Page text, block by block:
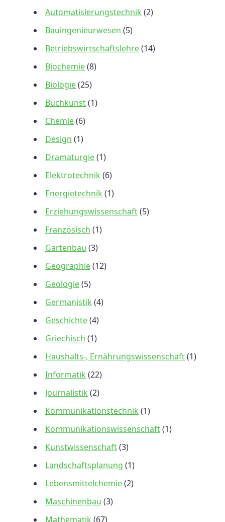
Automatisierungstechnik (2)
Bauingenieurwesen (5)
Betriebswirtschaftslehre(14)
Biochemie(8)
Biologie(25)
Buchkunst(1)
Chemie(6)
Design (1)
Dramaturgie(1)
Elektrotechnik (6)
Energietechnik (1)
Erziehungswissenschaft(5)
Französisch (1)
Gartenbau (3)
Geographie(12)
Geologie(5)
Germanistik (4)
Geschichte(4)
Griechisch (1)
Haushalts-, Ernährungswissenschaft(1)
Informatik (22)
Journalistik (2)
Kommunikationstechnik (1)
Kommunikationswissenschaft(1)
Kunstwissenschaft(3)
Landschaftsplanung (1)
Lebensmittelchemie(2)
Maschinenbau (3)
Mathematik (67)